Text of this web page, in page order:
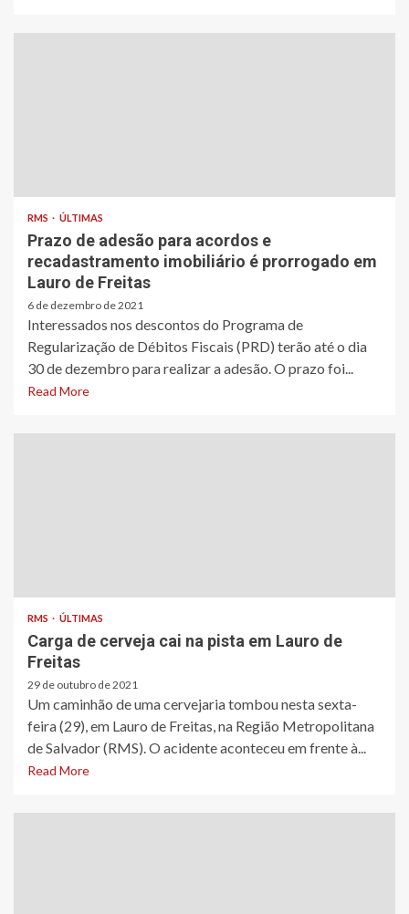
RMS ÚLTIMAS
Prazo de adesão para acordos e
recadastramento imobiliário é prorrogado em
Lauro de Freitas
6 de dezembro de 2021
Interessados nos descontos do Programa de
Regularização de Débitos Fiscais (PRD) terão até o dia
30 de dezembro para realizar a adesão. O prazo foi...
Read More
RMS ÚLTIMAS
Carga de cerveja cai na pista em Lauro de
Freitas
29 de outubro de 2021
Um caminhão de uma cervejaria tombou nesta sexta-
feira (29), em Lauro de Freitas, na Região Metropolitana
de Salvador (RMS). O acidente aconteceu em frente à...
Read More